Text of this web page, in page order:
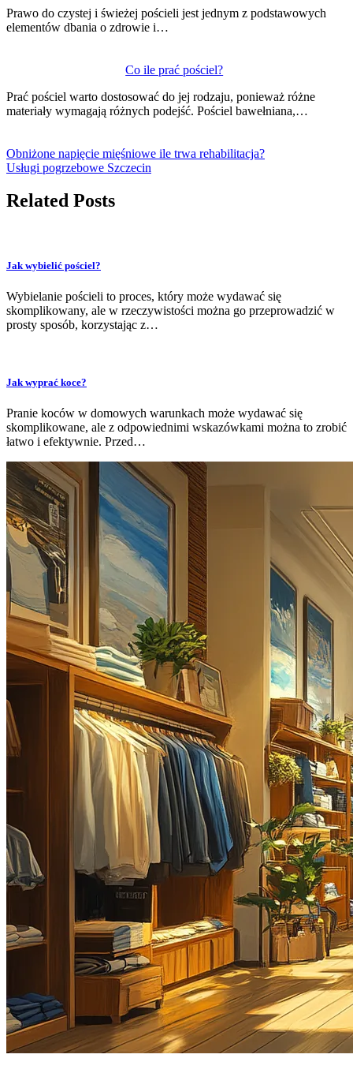
Prawo do czystej i świeżej pościeli jest jednym z podstawowych
elementów dbania o zdrowie i…
Co ile prać pościel?
Prać pościel warto dostosować do jej rodzaju, ponieważ różne
materiały wymagają różnych podejść. Pościel bawełniana,…
Obniżone napięcie mięśniowe ile trwa rehabilitacja?
Usługi pogrzebowe Szczecin
Related Posts
Jak wybielić pościel?
Wybielanie pościeli to proces, który może wydawać się
skomplikowany, ale w rzeczywistości można go przeprowadzić w
prosty sposób, korzystając z…
Jak wyprać koce?
Pranie koców w domowych warunkach może wydawać się
skomplikowane, ale z odpowiednimi wskazówkami można to zrobić
łatwo i efektywnie. Przed…